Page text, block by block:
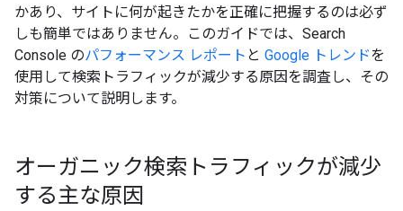
かあり、サイトに何が起きたかを正確に把握するのは必ず
しも簡単ではありません。このガイドでは、Search
Console のパフォーマンス レポート と Google トレンドを
使用して検索トラフィックが減少する原因を調査し、その
対策について説明します。
オーガニック検索トラフィックが減少
する主な原因